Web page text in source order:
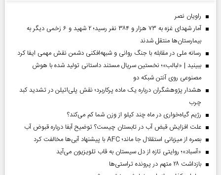
راویان نصر
آمار شهدای غزه به ۷۳ هزار و ۳۸۴ نفر رسید؛ ۲ شهید و ۶ زخمی دیگر به
بیمارستان‌ها منتقل شدند
رسانه ملی در مقابله با جنگ روانی و شبهه‌افکنی دشمن نقش مهمی ایفا کرد
ببینید | «لبالب»؛ نخستین سریال مستند داستانی تولید شده با هوش
مصنوعی روی آنتن شبکه دو
هشدار پژوهشگران درباره یک ماده پرکاربرد؛ نقش پلی‌اتیلن در تشدید کبد
چرب
رژیم گیاه‌خواری در ماه چند کیلو از وزن شما کم می‌کند؟
علت افزایش قبض آب در تابستان چیست؟ توضیح آبفا درباره قبوض آب
بصره از میزبانی استقلال جا ماند؛ AFC با پیشنهاد آبی‌ها مخالفت کرد
«آسباد»؛ روایتی تازه از دل سیستان به قاب تلویزیون می‌آید
بازداشت ۲۸ متهم در پرونده تراستی‌ها